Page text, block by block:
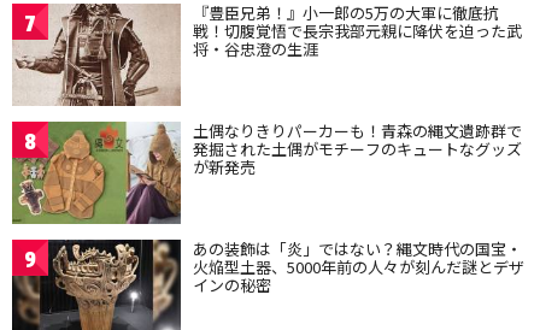
7 『豊臣兄弟！』小一郎の5万の大軍に徹底抗
戦！切腹覚悟で長宗我部元親に降伏を迫った武
将・谷忠澄の生涯
8 土偶なりきりパーカーも！青森の縄文遺跡群で
発掘された土偶がモチーフのキュートなグッズ
が新発売
9 あの装飾は「炎」ではない？縄文時代の国宝・
火焔型土器、5000年前の人々が刻んだ謎とデザ
インの秘密